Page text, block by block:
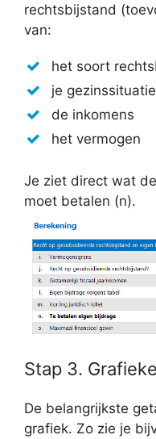
rechtsbijstand
van:
het soort
je gezinssituatie
de inkomens
het vermogen
Je ziet direct wat
moet betalen (n).
Stap 3.
De belangrijkste
grafiek. Zo zie je